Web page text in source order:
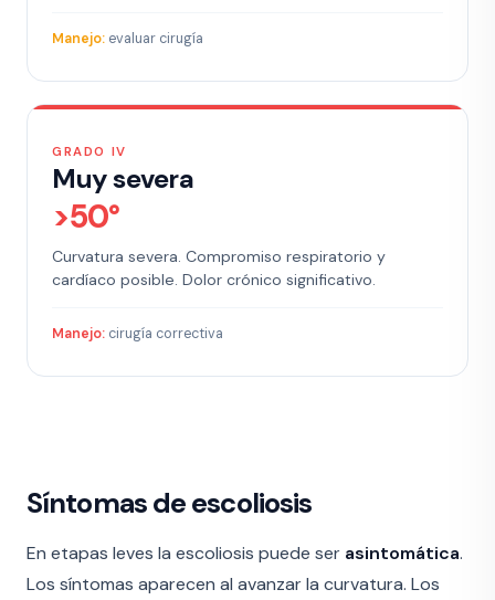
Manejo: evaluar cirugía
GRADO IV
Muy severa
>50°
Curvatura severa. Compromiso respiratorio y
cardíaco posible. Dolor crónico significativo.
Manejo: cirugía correctiva
Síntomas de escoliosis
En etapas leves la escoliosis puede ser asintomática.
Los síntomas aparecen al avanzar la curvatura. Los